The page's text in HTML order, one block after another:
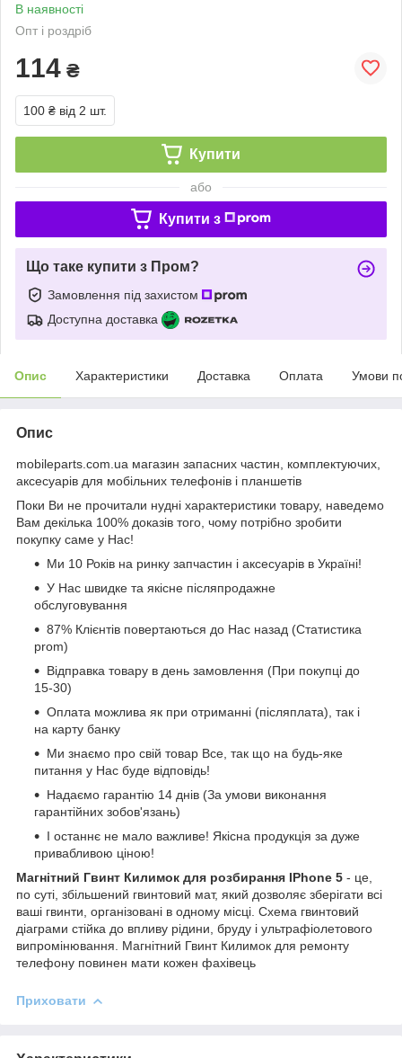
В наявності
Опт і роздріб
114 ₴
100 ₴ від 2 шт.
Купити
або
Купити з
Що таке купити з Пром?
Замовлення під захистом
Доступна доставка
Опис Характеристики Доставка Оплата Умови
Опис
mobileparts.com.ua магазин запасних частин, комплектуючих,
аксесуарів для мобільних телефонів і планшетів
Поки Ви не прочитали нудні характеристики товару, наведемо
Вам декілька 100% доказів того, чому потрібно зробити
покупку саме у Нас!
Ми 10 Років на ринку запчастин і аксесуарів в Україні!
У Нас швидке та якісне післяпродажне
обслуговування
87% Клієнтів повертаються до Нас назад (Статистика
prom)
Відправка товару в день замовлення (При покупці до
15-30)
Оплата можлива як при отриманні (післяплата), так і
на карту банку
Ми знаємо про свій товар Все, так що на будь-яке
питання у Нас буде відповідь!
Надаємо гарантію 14 днів (За умови виконання
гарантійних зобов'язань)
І останнє не мало важливе! Якісна продукція за дуже
привабливою ціною!
Магнітний Гвинт Килимок для розбирання IPhone 5 - це,
по суті, збільшений гвинтовий мат, який дозволяє зберігати всі
ваші гвинти, організовані в одному місці. Схема гвинтовий
діаграми стійка до впливу рідини, бруду і ультрафіолетового
випромінювання. Магнітний Гвинт Килимок для ремонту
телефону повинен мати кожен фахівець
Приховати